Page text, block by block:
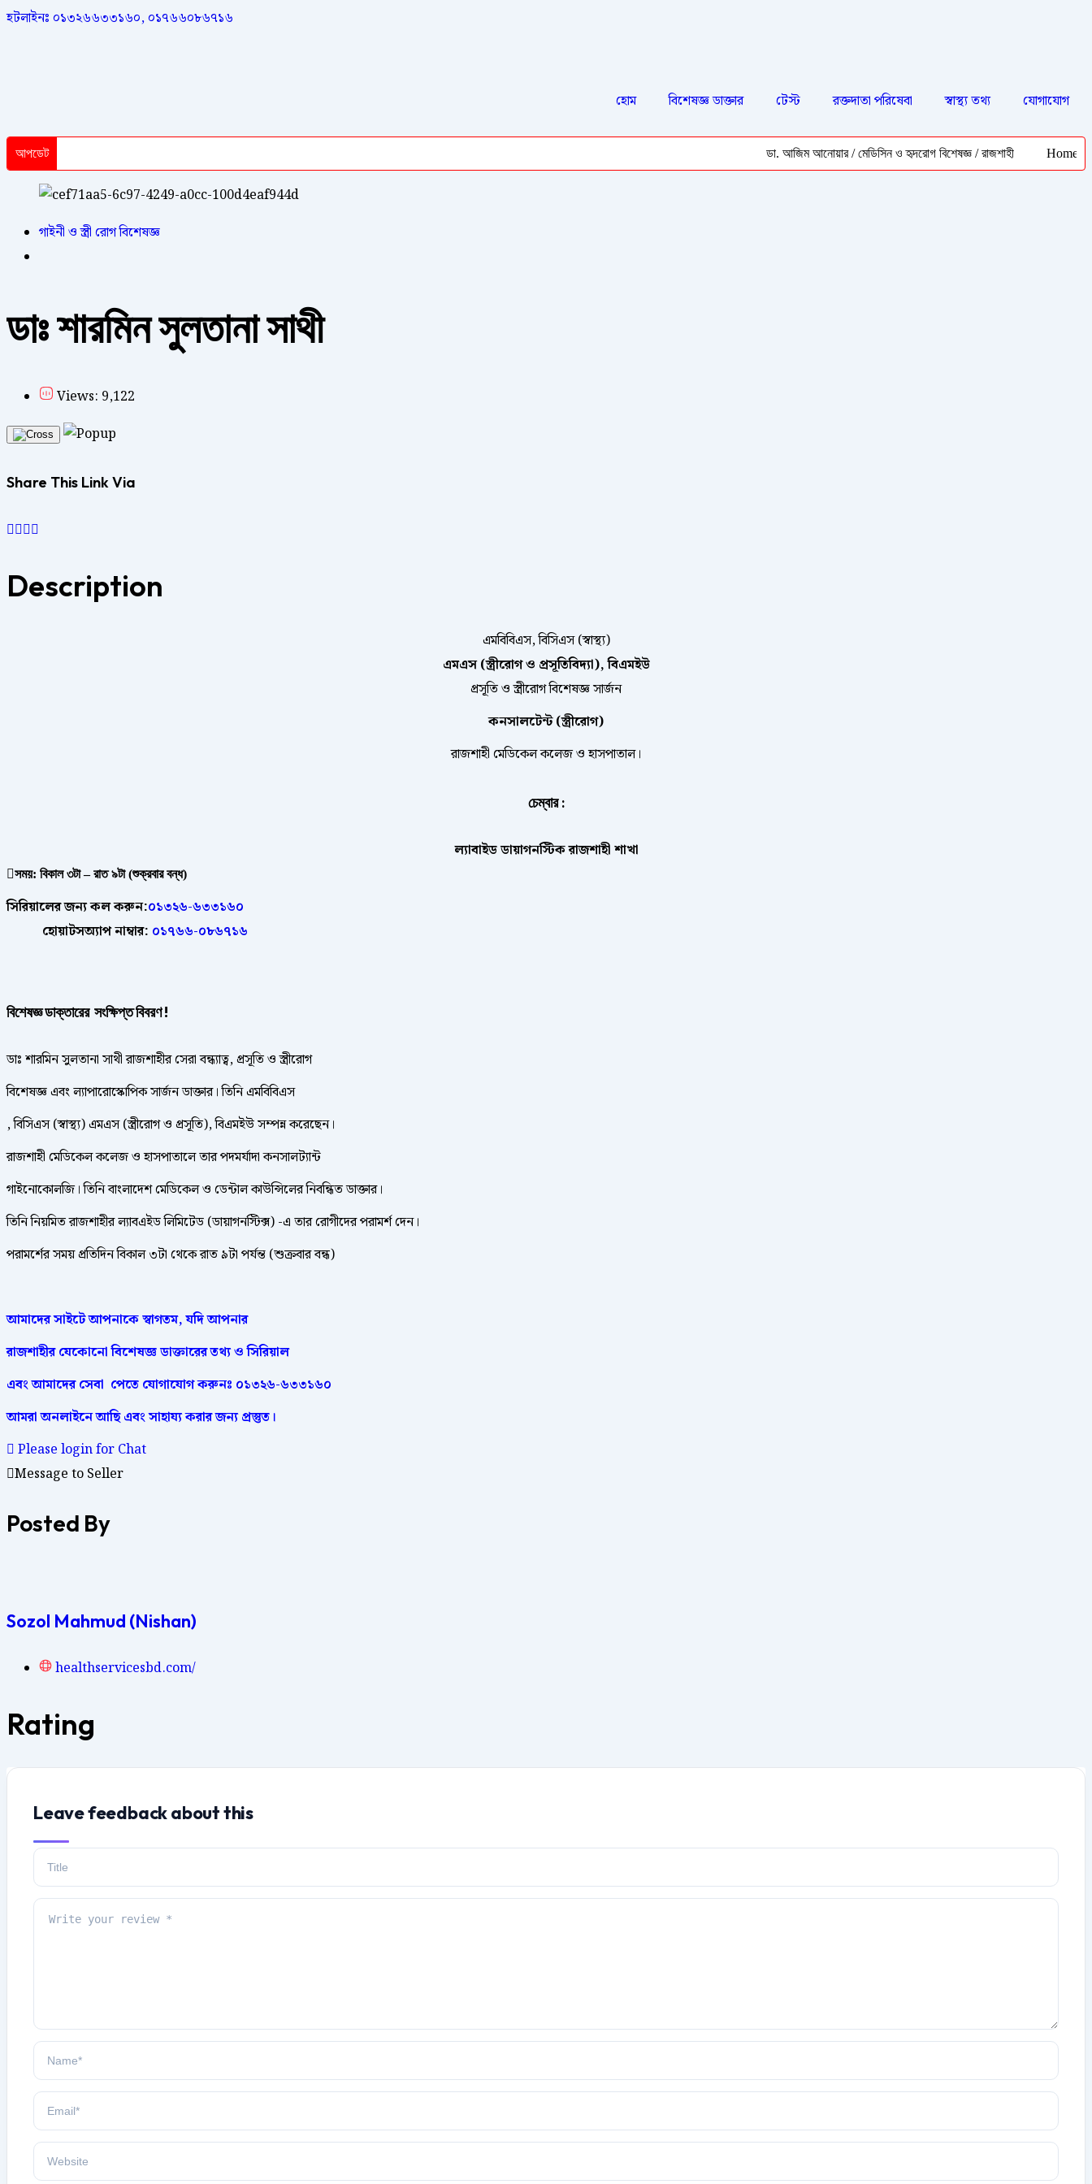
হটলাইনঃ ০১৩২৬৬৩৩১৬০, ০১৭৬৬০৮৬৭১৬
হোম বিশেষজ্ঞ ডাক্তার টেস্ট রক্তদাতা পরিষেবা স্বাস্থ্য তথ্য যোগাযোগ
আপডেট ডা. আজিম আনোয়ার / মেডিসিন ও হৃদরোগ বিশেষজ্ঞ / রাজশাহী Home Nursing
গাইনী ও স্ত্রী রোগ বিশেষজ্ঞ
ডাঃ শারমিন সুলতানা সাথী
Views: 9,122
Share This Link Via
Description
এমবিবিএস, বিসিএস (স্বাস্থ্য)
এমএস (স্ত্রীরোগ ও প্রসূতিবিদ্যা), বিএমইউ
প্রসূতি ও স্ত্রীরোগ বিশেষজ্ঞ সার্জন
কনসালটেন্ট (স্ত্রীরোগ)
রাজশাহী মেডিকেল কলেজ ও হাসপাতাল।
চেম্বার :
ল্যাবাইড ডায়াগনস্টিক রাজশাহী শাখা
সময়: বিকাল ৩টা – রাত ৯টা (শুক্রবার বন্ধ)
সিরিয়ালের জন্য কল করুন:০১৩২৬-৬৩৩১৬০
হোয়াটসঅ্যাপ নাম্বার: ০১৭৬৬-০৮৬৭১৬
বিশেষজ্ঞ ডাক্তারের সংক্ষিপ্ত বিবরণ !
ডাঃ শারমিন সুলতানা সাথী রাজশাহীর সেরা বন্ধ্যাত্ব, প্রসূতি ও স্ত্রীরোগ
বিশেষজ্ঞ এবং ল্যাপারোস্কোপিক সার্জন ডাক্তার। তিনি এমবিবিএস
, বিসিএস (স্বাস্থ্য) এমএস (স্ত্রীরোগ ও প্রসূতি), বিএমইউ সম্পন্ন করেছেন।
রাজশাহী মেডিকেল কলেজ ও হাসপাতালে তার পদমর্যাদা কনসালট্যান্ট
গাইনোকোলজি। তিনি বাংলাদেশ মেডিকেল ও ডেন্টাল কাউন্সিলের নিবন্ধিত ডাক্তার।
তিনি নিয়মিত রাজশাহীর ল্যাবএইড লিমিটেড (ডায়াগনস্টিক্স) -এ তার রোগীদের পরামর্শ দেন।
পরামর্শের সময় প্রতিদিন বিকাল ৩টা থেকে রাত ৯টা পর্যন্ত (শুক্রবার বন্ধ)
আমাদেরসাইটেআপনাকেস্বাগতম,যদিআপনার
রাজশাহীর যেকোনো বিশেষজ্ঞডাক্তারেরতথ্য ও সিরিয়াল
এবং আমাদের সেবা পেতে যোগাযোগ করুনঃ ০১৩২৬-৬৩৩১৬০
আমরা অনলাইনেআছি এবংসাহায্যকরারজন্য প্রস্তুত।
Please login for Chat
Message to Seller
Posted By
Sozol Mahmud (Nishan)
healthservicesbd.com/
Rating
Leave feedback about this